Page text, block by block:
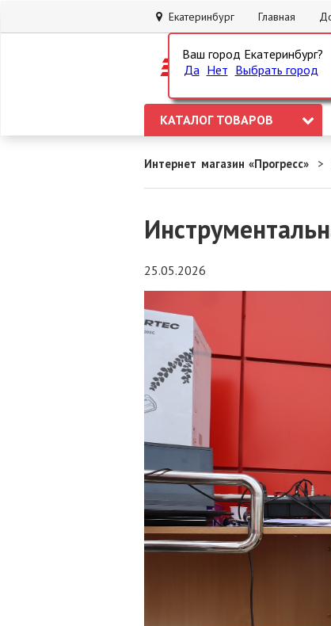
Екатеринбург Главная
Ваш город Екатеринбург?
Да Нет Выбрать город
КАТАЛОГ ТОВАРОВ
Интернет магазин «Прогресс»
25.05.2026